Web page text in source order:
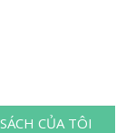
SÁCH CỦA TÔI